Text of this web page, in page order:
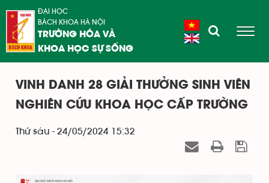
ĐẠI HỌC
BÁCH KHOA HÀ NỘI
TRƯỜNG HÓA VÀ
KHOA HỌC SỰ SỐNG
VINH DANH 28 GIẢI THƯỞNG SINH VIÊN
NGHIÊN CỨU KHOA HỌC CẤP TRƯỜNG
Thứ sáu - 24/05/2024 15:32